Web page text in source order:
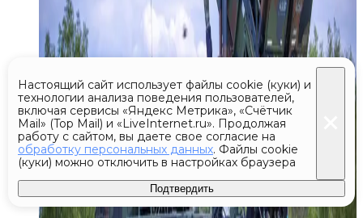
Настоящий сайт использует файлы cookie (куки) и
технологии анализа поведения пользователей,
включая сервисы «Яндекс Метрика», «Счётчик
Mail» (Top Mail) и «LiveInternet.ru». Продолжая
работу с сайтом, вы даете свое согласие на
обработку персональных данных. Файлы cookie
(куки) можно отключить в настройках браузера
Подтвердить